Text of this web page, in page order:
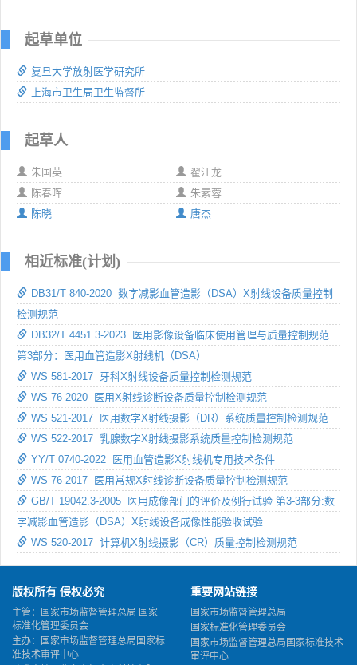
起草单位
复旦大学放射医学研究所
上海市卫生局卫生监督所
起草人
朱国英
翟江龙
陈春晖
朱素蓉
陈晓
唐杰
相近标准(计划)
DB31/T 840-2020 数字减影血管造影（DSA）X射线设备质量控制
检测规范
DB32/T 4451.3-2023 医用影像设备临床使用管理与质量控制规范
第3部分：医用血管造影X射线机（DSA）
WS 581-2017 牙科X射线设备质量控制检测规范
WS 76-2020 医用X射线诊断设备质量控制检测规范
WS 521-2017 医用数字X射线摄影（DR）系统质量控制检测规范
WS 522-2017 乳腺数字X射线摄影系统质量控制检测规范
YY/T 0740-2022 医用血管造影X射线机专用技术条件
WS 76-2017 医用常规X射线诊断设备质量控制检测规范
GB/T 19042.3-2005 医用成像部门的评价及例行试验 第3-3部分:数
字减影血管造影（DSA）X射线设备成像性能验收试验
WS 520-2017 计算机X射线摄影（CR）质量控制检测规范
版权所有 侵权必究
主管：国家市场监督管理总局 国家
标准化管理委员会
主办：国家市场监督管理总局国家标
准技术审评中心
重要网站链接
国家市场监督管理总局
国家标准化管理委员会
国家市场监督管理总局国家标准技术
审评中心